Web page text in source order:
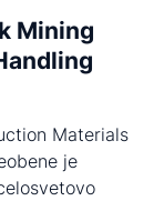
Mining
Materials
je